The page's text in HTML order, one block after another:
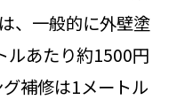
、一般的に外壁塗
ルあたり約1500円
補修は1メートル